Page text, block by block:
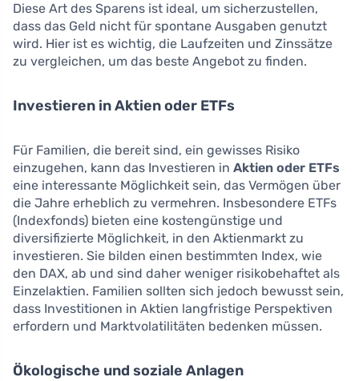
Diese Art des Sparens ist ideal, um sicherzustellen,
dass das Geld nicht für spontane Ausgaben genutzt
wird. Hier ist es wichtig, die Laufzeiten und Zinssätze
zu vergleichen, um das beste Angebot zu finden.
Investieren in Aktien oder ETFs
Für Familien, die bereit sind, ein gewisses Risiko
einzugehen, kann das Investieren in Aktien oder ETFs
eine interessante Möglichkeit sein, das Vermögen über
die Jahre erheblich zu vermehren. Insbesondere ETFs
(Indexfonds) bieten eine kostengünstige und
diversifizierte Möglichkeit, in den Aktienmarkt zu
investieren. Sie bilden einen bestimmten Index, wie
den DAX, ab und sind daher weniger risikobehaftet als
Einzelaktien. Familien sollten sich jedoch bewusst sein,
dass Investitionen in Aktien langfristige Perspektiven
erfordern und Marktvolatilitäten bedenken müssen.
Ökologische und soziale Anlagen